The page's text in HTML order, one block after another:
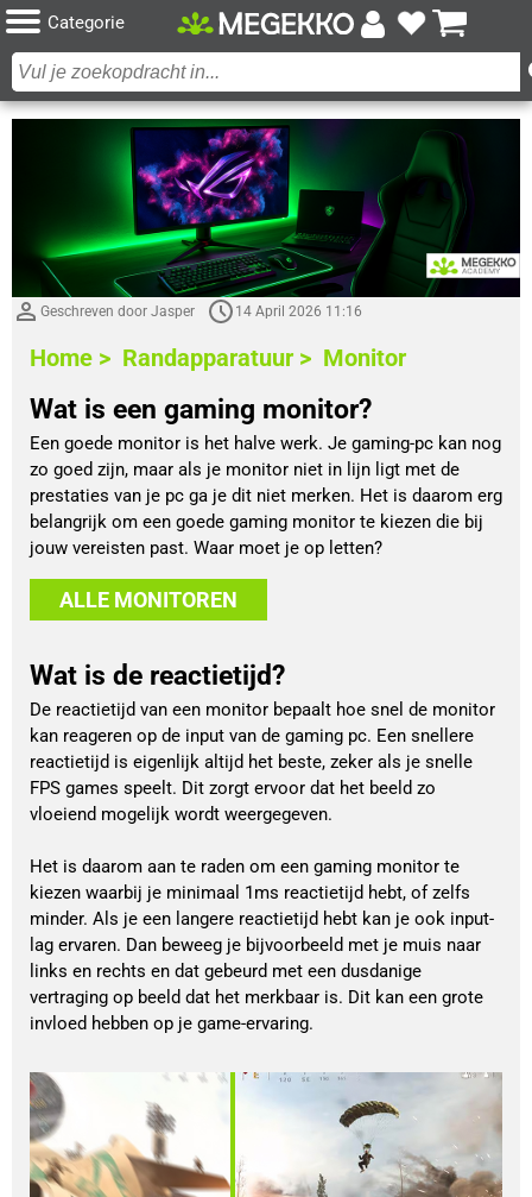
Categorie
Geschreven door Jasper 14 April 2026 11:16
Home > Randapparatuur > Monitor
Wat is een gaming monitor?
Een goede monitor is het halve werk. Je gaming-pc kan nog
zo goed zijn, maar als je monitor niet in lijn ligt met de
prestaties van je pc ga je dit niet merken. Het is daarom erg
belangrijk om een goede gaming monitor te kiezen die bij
jouw vereisten past. Waar moet je op letten?
ALLE MONITOREN
Wat is de reactietijd?
De reactietijd van een monitor bepaalt hoe snel de monitor
kan reageren op de input van de gaming pc. Een snellere
reactietijd is eigenlijk altijd het beste, zeker als je snelle
FPS games speelt. Dit zorgt ervoor dat het beeld zo
vloeiend mogelijk wordt weergegeven.
Het is daarom aan te raden om een gaming monitor te
kiezen waarbij je minimaal 1ms reactietijd hebt, of zelfs
minder. Als je een langere reactietijd hebt kan je ook input-
lag ervaren. Dan beweeg je bijvoorbeeld met je muis naar
links en rechts en dat gebeurd met een dusdanige
vertraging op beeld dat het merkbaar is. Dit kan een grote
invloed hebben op je game-ervaring.